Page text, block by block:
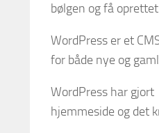
bølgen og få
WordPress er et
for både nye og
WordPress har
hjemmeside og det